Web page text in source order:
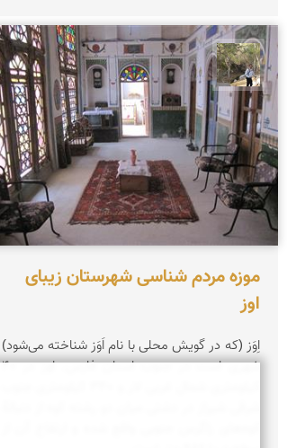
سیدحسین رضوانی
موزه مردم شناسی شهرستان زیبای
اوز
اِوَز (که در گویش محلی با نام اَوَز شناخته می‌شود)
شهری است در جنوب استان فارس. اوز در ۴۰